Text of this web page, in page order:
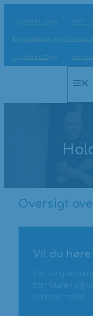
(+45) 26 81 20 59 SMS -
Kogtvedvej 19 5700
(+45) 26 81 20 59
Oversigt
Vil du høre
Har du
formularen og
hurtigst muligt.